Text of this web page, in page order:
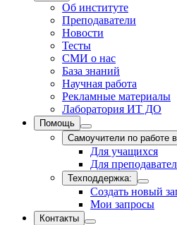
Об институте
Преподаватели
Новости
Тесты
СМИ о нас
База знаний
Научная работа
Рекламные материалы
Лаборатория ИТ ДО
Помощь
Самоучители по работе
Для учащихся
Для
Техподдержка:
Создать новый
Мои запросы
Контакты